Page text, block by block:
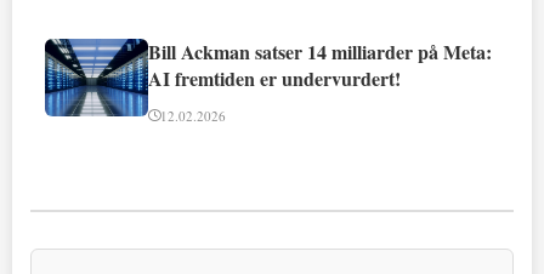
Bill Ackman satser 14 milliarder på Meta:
AI fremtiden er undervurdert!
12.02.2026